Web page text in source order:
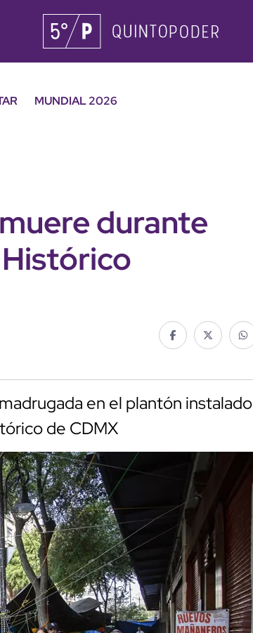
MUNDIAL 2026
durante
en el plantón instalado
de CDMX